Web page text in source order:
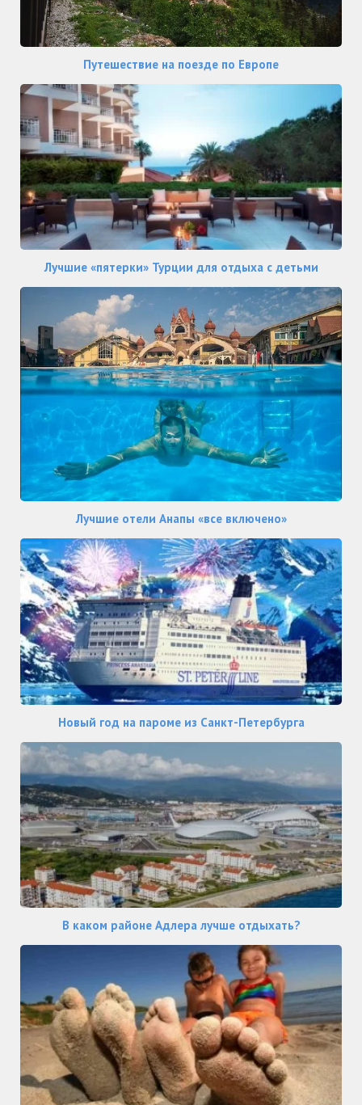
Путешествие на поезде по Европе
Лучшие «пятерки» Турции для отдыха с детьми
Лучшие отели Анапы «все включено»
Новый год на пароме из Санкт-Петербурга
В каком районе Адлера лучше отдыхать?